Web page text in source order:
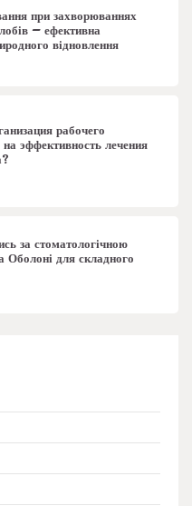
при захворюваннях
– ефективна
відновлення
рабочего
на эффективность лечения
за стоматологічною
Оболоні для складного